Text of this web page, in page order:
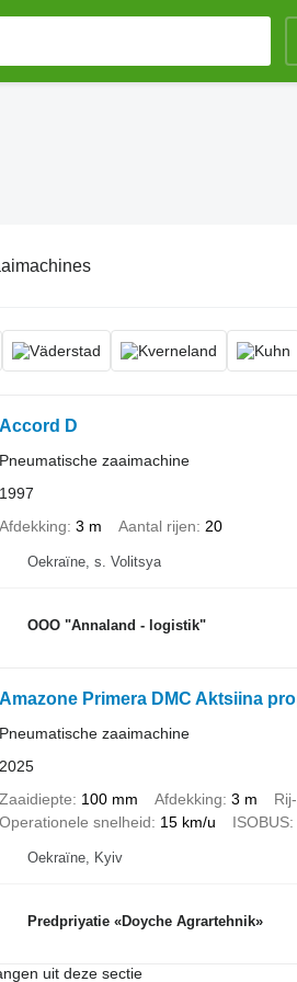
Accord D
Pneumatische zaaimachine
1997
Afdekking 3 m Aantal rijen 20
Oekraïne, s. Volitsya
OOO "Annaland - logistik"
Amazone Primera DMC Aktsiina
Pneumatische zaaimachine
2025
Zaaidiepte
100 mm Afdekking 3 m
Operationele snelheid
15 km/u ISOBUS
Oekraïne, Kyiv
Predpriyatie «Doyche Agrartehnik»
uit deze sectie